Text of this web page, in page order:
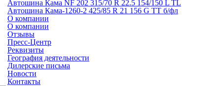
Автошина Кама NF 202 315/70 R 22.5 154/150 L TL
Автошина Кама-1260-2 425/85 R 21 156 G TT б/фл
О компании
О компании
Отзывы
Пресс-Центр
Реквизиты
География деятельности
Дилерские письма
Новости
Контакты